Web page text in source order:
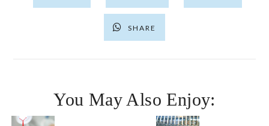
SHARE
You May Also Enjoy: